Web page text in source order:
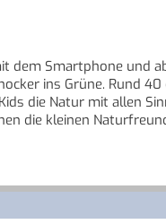
dem Smartphone und
ins Grüne. Rund
die Natur mit allen
die kleinen
entdecken! Mit